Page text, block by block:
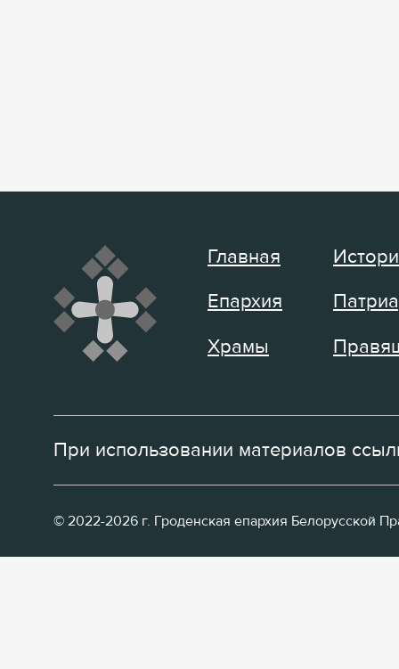
Главная
Епархия
Храмы
При использовании материалов
© 2022-2026 г. Гроденская епархия Белорусской